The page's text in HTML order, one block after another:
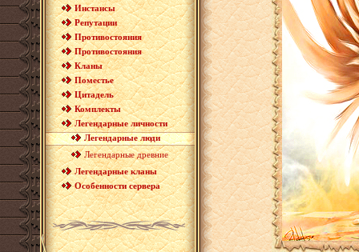
Инстансы
Репутации
Противостояния
Противостояния
Кланы
Поместье
Цитадель
Комплекты
Легендарные личности
Легендарные люди
Легендарные древние
Легендарные кланы
Особенности сервера